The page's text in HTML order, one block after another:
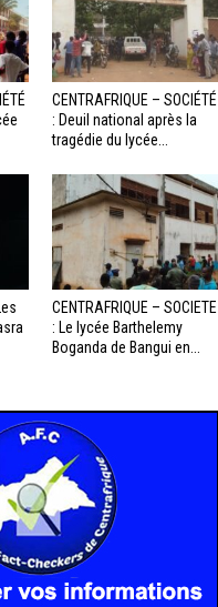
CENTRAFRIQUE – SOCIÉTÉ
: Deuil national après la
tragédie du lycée...
CENTRAFRIQUE – SOCIETE
: Le lycée Barthelemy
Boganda de Bangui en...